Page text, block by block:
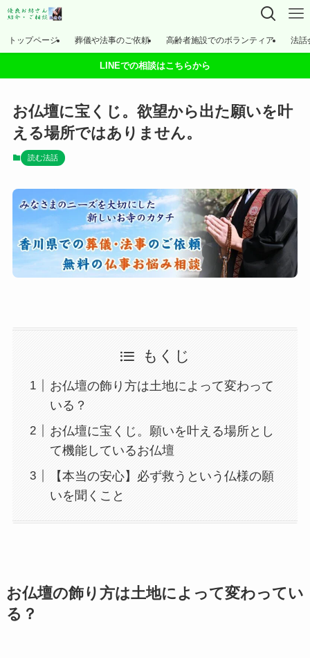
トップページ 葬儀や法事のご依頼 高齢者施設でのボランティア 法話
LINEでの相談はこちらから
お仏壇に宝くじ。欲望から出た願いを叶
える場所ではありません。
読む法話
もくじ
お仏壇の飾り方は土地によって変わって
いる？
お仏壇に宝くじ。願いを叶える場所とし
て機能しているお仏壇
【本当の安心】必ず救うという仏様の願
いを聞くこと
お仏壇の飾り方は土地によって変わってい
る？